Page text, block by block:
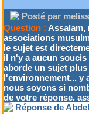
Posté par
Question : Assalam,
associations
le sujet est
il n'y a aucun
aborde un sujet
l'environnement... y
nous soyons si
de votre réponse.
Réponse de